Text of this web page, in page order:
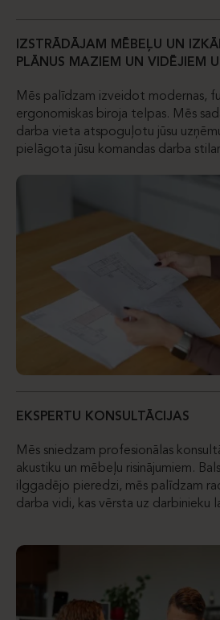
IZSTRĀDĀJAM MĒBEĻU UN
PLĀNUS MAZIEM UN VIDĒJIEM
Mēs palīdzam izveidot modernas,
ergonomiskas biroja telpas. Mēs
darba vieta atspoguļotu jūsu
pielāgota jūsu komandas darba
EKSPERTU KONSULTĀCIJAS
Mēs sniedzam profesionālas
akustiku un mēbeļu risinājumiem.
ilggadējo pieredzi, mēs palīdzam
darba vidi, kas vērsta uz darbinieku